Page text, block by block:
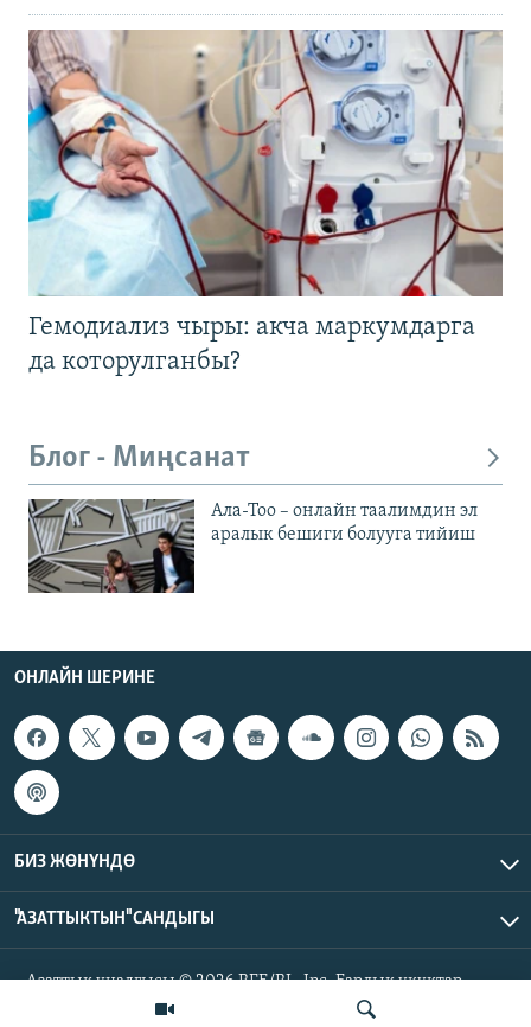
Гемодиализ чыры: акча маркумдарга
да которулганбы?
Блог - Миңсанат
Ала-Тоо – онлайн таалимдин эл
аралык бешиги болууга тийиш
ОНЛАЙН ШЕРИНЕ
БИЗ ЖӨНҮНДӨ
"АЗАТТЫКТЫН" САНДЫГЫ
Азаттык үналгысы © 2026 RFE/RL, Inc. Бардык укуктар